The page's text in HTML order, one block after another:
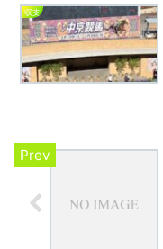
収支